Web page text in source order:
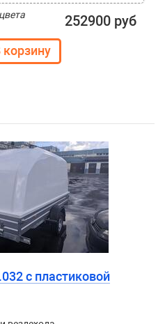
252900 руб
с пластиковой